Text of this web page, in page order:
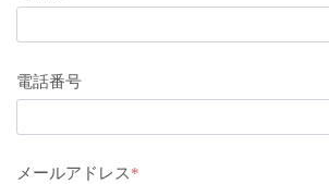
電話番号
メールアドレス*